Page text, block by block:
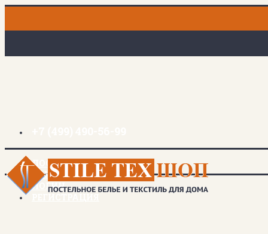
ДОСТАВКА И ОПЛАТА
ЗАКЛАДКИ (0)
ЛОГИН